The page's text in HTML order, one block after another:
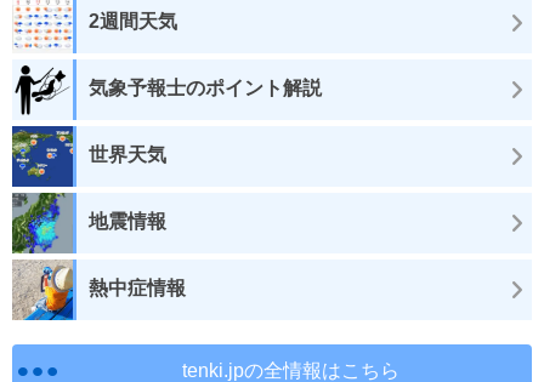
2週間天気
気象予報士のポイント解説
世界天気
地震情報
熱中症情報
tenki.jpの全情報はこちら